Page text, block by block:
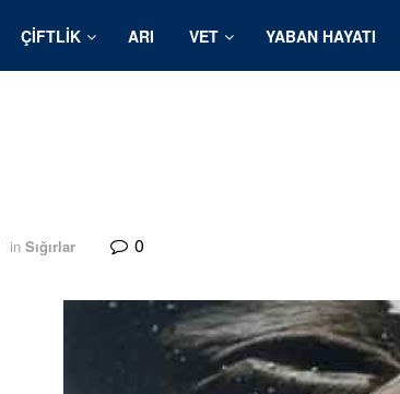
ÇIFTLIK ARI VET YABAN HAYATI
in Sığırlar 0